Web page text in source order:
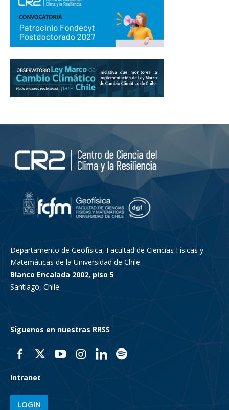
Departamento de Geofísica, Facultad de Ciencias Físicas y
Matemáticas de la Universidad de Chile
Blanco Encalada 2002, piso 5
Santiago, Chile
Síguenos en nuestras RRSS
Intranet
LOGIN